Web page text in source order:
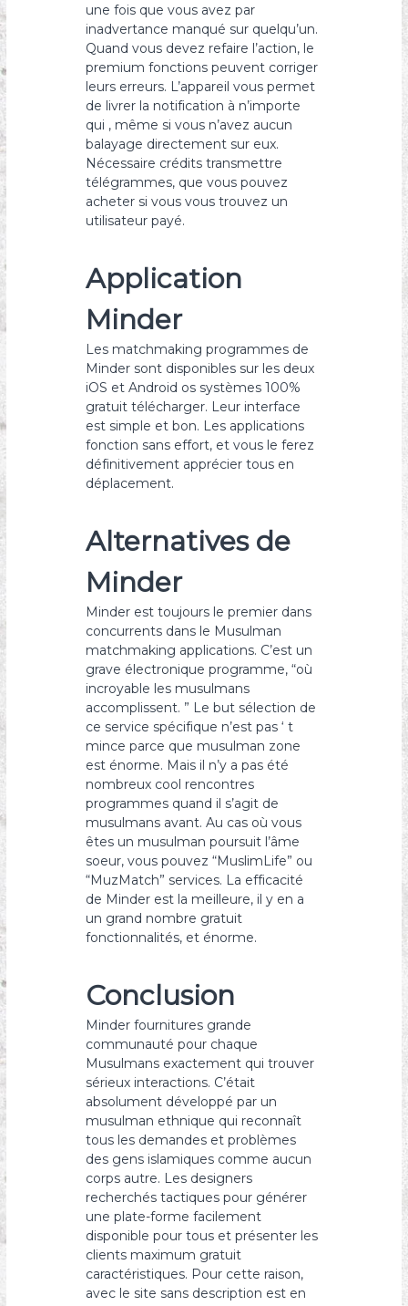
une fois que vous avez par
inadvertance manqué sur quelqu’un.
Quand vous devez refaire l’action, le
premium fonctions peuvent corriger
leurs erreurs. L’appareil vous permet
de livrer la notification à n’importe
qui , même si vous n’avez aucun
balayage directement sur eux.
Nécessaire crédits transmettre
télégrammes, que vous pouvez
acheter si vous vous trouvez un
utilisateur payé.
Application
Minder
Les matchmaking programmes de
Minder sont disponibles sur les deux
iOS et Android os systèmes 100%
gratuit télécharger. Leur interface
est simple et bon. Les applications
fonction sans effort, et vous le ferez
définitivement apprécier tous en
déplacement.
Alternatives de
Minder
Minder est toujours le premier dans
concurrents dans le Musulman
matchmaking applications. C’est un
grave électronique programme, “où
incroyable les musulmans
accomplissent. ” Le but sélection de
ce service spécifique n’est pas ‘ t
mince parce que musulman zone
est énorme. Mais il n’y a pas été
nombreux cool rencontres
programmes quand il s’agit de
musulmans avant. Au cas où vous
êtes un musulman poursuit l’âme
soeur, vous pouvez “MuslimLife” ou
“MuzMatch” services. La efficacité
de Minder est la meilleure, il y en a
un grand nombre gratuit
fonctionnalités, et énorme.
Conclusion
Minder fournitures grande
communauté pour chaque
Musulmans exactement qui trouver
sérieux interactions. C’était
absolument développé par un
musulman ethnique qui reconnaît
tous les demandes et problèmes
des gens islamiques comme aucun
corps autre. Les designers
recherchés tactiques pour générer
une plate-forme facilement
disponible pour tous et présenter les
clients maximum gratuit
caractéristiques. Pour cette raison,
avec le site sans description est en